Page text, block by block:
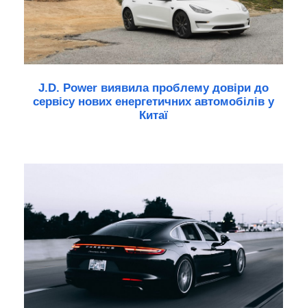
J.D. Power виявила проблему довіри до
сервісу нових енергетичних автомобілів у
Китаї